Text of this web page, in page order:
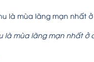
là mùa lãng mạn nhất ở